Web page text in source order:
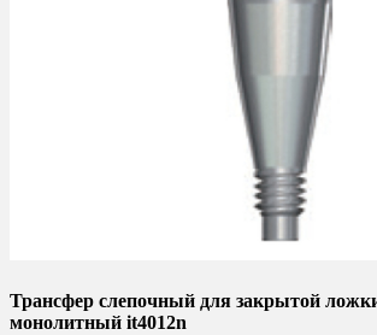
Трансфер слепочный для закрытой
монолитный it4012n